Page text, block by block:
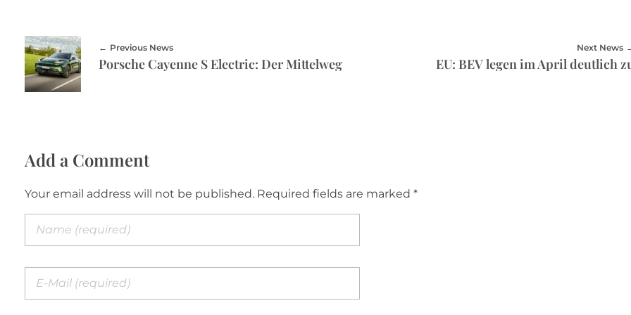
Previous News
Porsche Cayenne S Electric: Der Mittelweg
Next News
EU: BEV legen im April deutlich
Add a Comment
Your email address will not be published. Required fields are marked *